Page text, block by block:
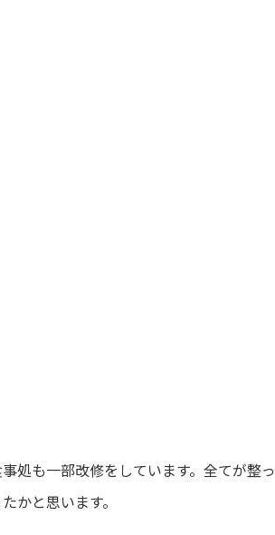
処も一部改修をしています。全てが整っ
かと思います。